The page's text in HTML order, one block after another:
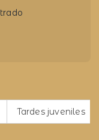
Tardes juveniles